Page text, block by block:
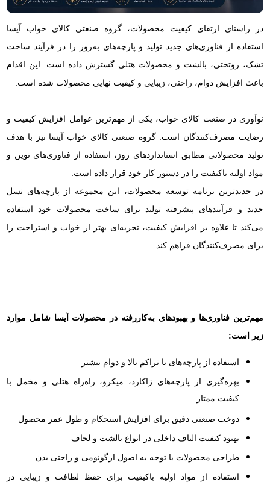
در راستای ارتقای کیفیت محصولات، گروه صنعتی کالای خواب آیسا
استفاده از فناوری‌های جدید تولید و پارچه‌های به‌روز را در فرآیند ساخت
تشک، روتختی، بالشت و محصولات هتلی گسترش داده است. این اقدام
باعث افزایش دوام، راحتی، زیبایی و کیفیت نهایی محصولات شده است.
نوآوری در صنعت کالای خواب، یکی از مهم‌ترین عوامل افزایش کیفیت و
رضایت مصرف‌کنندگان است. گروه صنعتی کالای خواب آیسا نیز با هدف
تولید محصولاتی مطابق استانداردهای روز، استفاده از فناوری‌های نوین و
مواد اولیه باکیفیت را در دستور کار خود قرار داده است.
در جدیدترین برنامه توسعه محصولات، این مجموعه از پارچه‌های نسل
جدید و فرآیندهای پیشرفته تولید برای ساخت محصولات خود استفاده
می‌کند تا علاوه بر افزایش کیفیت، تجربه‌ای بهتر از خواب و استراحت را
برای مصرف‌کنندگان فراهم کند.
مهم‌ترین فناوری‌ها و بهبودهای به‌کاررفته در محصولات آیسا شامل موارد
زیر است:
استفاده از پارچه‌های با تراکم بالا و دوام بیشتر
بهره‌گیری از پارچه‌های ژاکارد، میکرو، راه‌راه هتلی و مخمل با
کیفیت ممتاز
دوخت صنعتی دقیق برای افزایش استحکام و طول عمر محصول
بهبود کیفیت الیاف داخلی در انواع بالشت و لحاف
طراحی محصولات با توجه به اصول ارگونومی و راحتی بدن
استفاده از مواد اولیه باکیفیت برای حفظ لطافت و زیبایی در